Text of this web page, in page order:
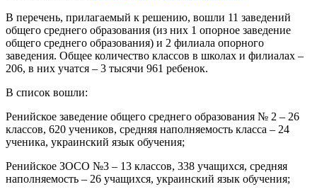
В перечень, прилагаемый к решению, вошли 11 заведений
общего среднего образования (из них 1 опорное заведение
общего среднего образования) и 2 филиала опорного
заведения. Общее количество классов в школах и филиалах –
206, в них учатся – 3 тысячи 961 ребенок.
В список вошли:
Ренийское заведение общего среднего образования № 2 – 26
классов, 620 учеников, средняя наполняемость класса – 24
ученика, украинский язык обучения;
Ренийское ЗОСО №3 – 13 классов, 338 учащихся, средняя
наполняемость – 26 учащихся, украинский язык обучения;